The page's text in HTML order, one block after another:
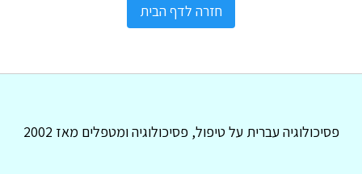
חזרה לדף הבית
פסיכולוגיה עברית על טיפול, פסיכולוגיה ומטפלים מאז 2002